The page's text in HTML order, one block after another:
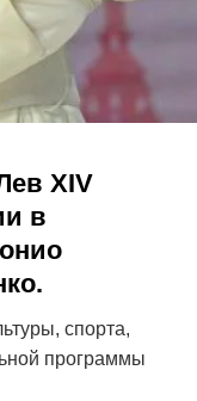
XIV
в
спорта,
программы